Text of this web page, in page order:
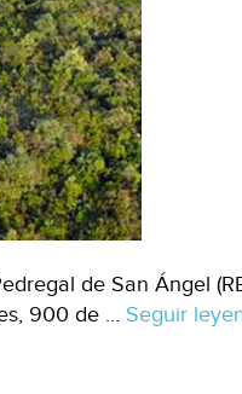
de San Ángel
900 de … Seguir